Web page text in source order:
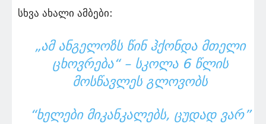
სხვა ახალი ამბები:
„ᲐᲛ ᲐᲜᲒᲔᲚᲝᲖᲡ ᲬᲘᲜ ᲰᲥᲝᲜᲓᲐ ᲛᲗᲔᲚᲘ
ᲪᲮᲝᲕᲠᲔᲑᲐ“ – ᲡᲙᲝᲚᲐ 6 ᲬᲚᲘᲡ
ᲛᲝᲡᲬᲐᲕᲚᲔᲡ ᲒᲚᲝᲕᲝᲑᲡ
“ᲮᲔᲚᲔᲑᲘ ᲛᲘᲙᲐᲜᲙᲐᲚᲔᲑᲡ, ᲪᲣᲓᲐᲓ ᲕᲐᲠ”